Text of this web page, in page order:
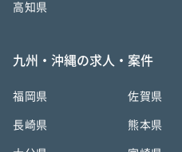
高知県
九州・沖縄の求人・案件
福岡県 佐賀県
長崎県 熊本県